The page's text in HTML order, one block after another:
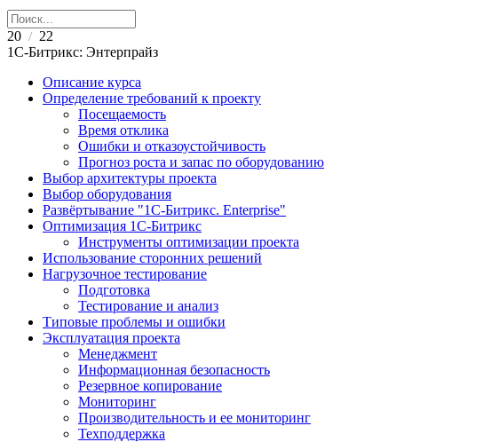
20 / 22
1С-Битрикс: Энтерпрайз
Описание курса
Определение требований к проекту
Посещаемость
Время отклика
Ошибки и отказоустойчивость
Прогноз роста и запас по оборудованию
Выбор архитектуры проекта
Выбор оборудования
Развёртывание "1С-Битрикс. Enterprise"
Оптимизация 1С-Битрикс
Инструменты оптимизации проекта
Использование сторонних решений
Нагрузочное тестирование
Подготовка
Тестирование и анализ
Типовые проблемы и ошибки
Эксплуатация проекта
Менеджмент
Информационная безопасность
Резервное копирование
Мониторинг
Производительность и ее мониторинг
Техподдержка